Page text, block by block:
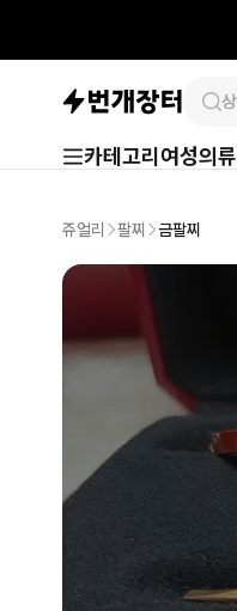
카테고리 여성의류
쥬얼리 팔찌 금팔찌